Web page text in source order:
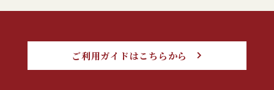
ご利用ガイドはこちらから